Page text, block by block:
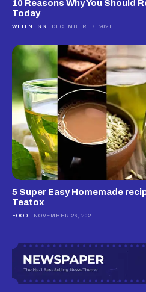
10 Reasons Why You Should
Today
WELLNESS DECEMBER 17, 2021
5 Super Easy Homemade
Teatox
FOOD NOVEMBER 26, 2021